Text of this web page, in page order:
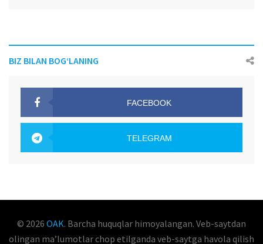
BIZ BILAN BOG‘LANING
FACEBOOK
TELEGRAM
© 2026 OAK. Barcha huquqlar himoyalangan. Veb-saytdan
olingan maʼlumotlar chop etilganda veb-saytga havola qilish